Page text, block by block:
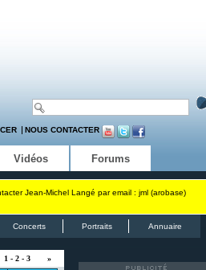
NOUS CONTACTER
Vidéos Forums
Jean-Michel Langé par email : jml (arobase)
Concerts Portraits Annuaire
1 - 2- 3 »